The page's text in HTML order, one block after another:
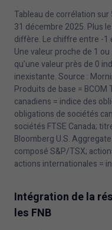
Tableau de corrélation sur
31 décembre 2025. Plus
diffère. Le chiffre entre -1
Une valeur proche de 1 ou
qu’une valeur près de 0
inexistante. Source :
Produits de base =
canadiens = indice des
obligations de sociétés
sociétés FTSE Canada;
Bloomberg U.S.
composé S&P/TSX;
actions internationales =
Intégration de la
les FNB